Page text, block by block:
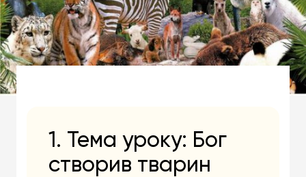
1. Тема уроку: Бог
створив тварин